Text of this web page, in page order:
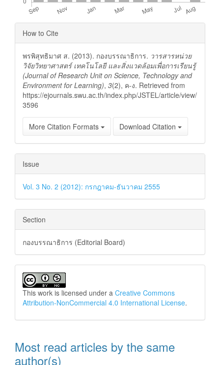
Article
Details
How to Cite
พรพิสุทธิมาศ ส. (2013). กองบรรณาธิการ. วารสารหน่วย
วิจัยวิทยาศาสตร์ เทคโนโลยี และสิ่งแวดล้อมเพื่อการเรียนรู้
(Journal of Research Unit on Science, Technology and
Environment for Learning), 3(2), ค-ง. Retrieved from
https://ejournals.swu.ac.th/index.php/JSTEL/article/view/
3596
More Citation Formats Download Citation
Issue
Vol. 3 No. 2 (2012): กรกฎาคม-ธันวาคม 2555
Section
กองบรรณาธิการ (Editorial Board)
This work is licensed under a Creative Commons
Attribution-NonCommercial 4.0 International License.
Most read articles by the same
author(s)